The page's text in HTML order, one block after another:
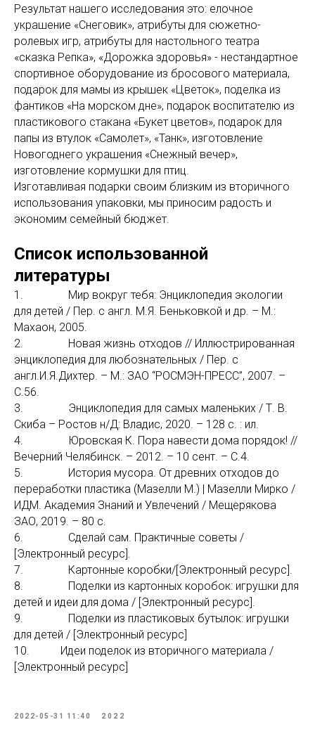
Результат нашего исследования это: елочное
украшение «Снеговик», атрибуты для сюжетно-
ролевых игр, атрибуты для настольного театра
«сказка Репка», «Дорожка здоровья» - нестандартное
спортивное оборудование из бросового материала,
подарок для мамы из крышек «Цветок», поделка из
фантиков «На морском дне», подарок воспитателю из
пластикового стакана «Букет цветов», подарок для
папы из втулок «Самолет», «Танк», изготовление
Новогоднего украшения «Снежный вечер»,
изготовление кормушки для птиц.
Изготавливая подарки своим близким из вторичного
использования упаковки, мы приносим радость и
экономим семейный бюджет.
Список использованной
литературы
1. Мир вокруг тебя: Энциклопедия экологии
для детей / Пер. с англ. М.Я. Беньковкой и др. – М.:
Махаон, 2005.
2. Новая жизнь отходов // Иллюстрированная
энциклопедия для любознательных / Пер. с
англ.И.Я.Дихтер. – М.: ЗАО “РОСМЭН-ПРЕСС”, 2007. –
С.56.
3. Энциклопедия для самых маленьких / Т. В.
Скиба – Ростов н/Д: Владис, 2020. – 128 с. : ил.
4. Юровская К. Пора навести дома порядок! //
Вечерний Челябинск. – 2012. – 10 сент. – С.4.
5. История мусора. От древних отходов до
переработки пластика (Мазелли М.) | Мазелли Мирко /
ИДМ. Академия Знаний и Увлечений / Мещерякова
ЗАО, 2019. – 80 с.
6. Сделай сам. Практичные советы /
[Электронный ресурс].
7. Картонные коробки/[Электронный ресурс].
8. Поделки из картонных коробок: игрушки для
детей и идеи для дома / [Электронный ресурс].
9. Поделки из пластиковых бутылок: игрушки
для детей / [Электронный ресурс]
10. Идеи поделок из вторичного материала /
[Электронный ресурс]
2022-05-31 11:40 2022